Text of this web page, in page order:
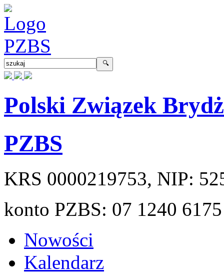
Polski Związek
PZBS
KRS 0000219753, NIP:
konto PZBS: 07 1240
Nowości
Kalendarz